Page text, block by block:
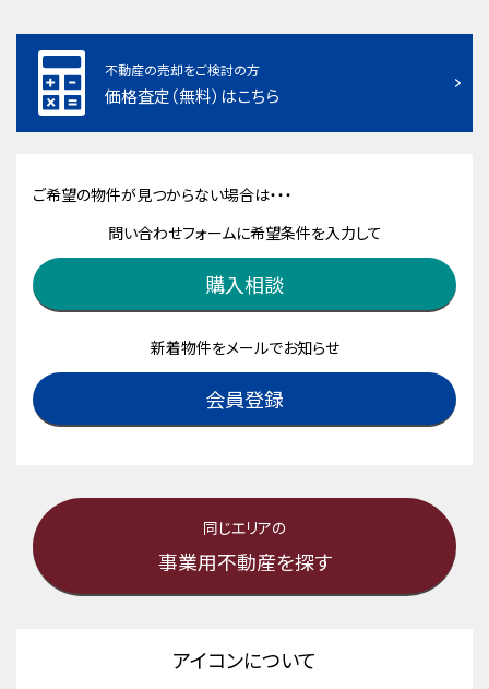
不動産の売却をご検討の方
価格査定（無料）はこちら
ご希望の物件が見つからない場合は・・・
問い合わせフォームに希望条件を入力して
購入相談
新着物件をメールでお知らせ
会員登録
同じエリアの
事業用不動産を探す
アイコンについて